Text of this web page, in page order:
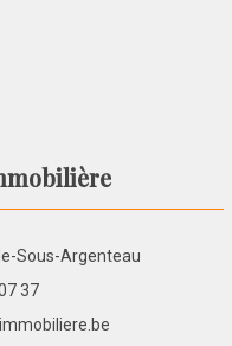
Sous-Argenteau
37